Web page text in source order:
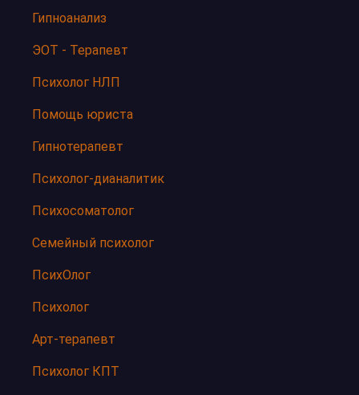
Гипноанализ
ЭОТ - Терапевт
Психолог НЛП
Помощь юриста
Гипнотерапевт
Психолог-дианалитик
Психосоматолог
Семейный психолог
ПсихОлог
Психолог
Арт-терапевт
Психолог КПТ